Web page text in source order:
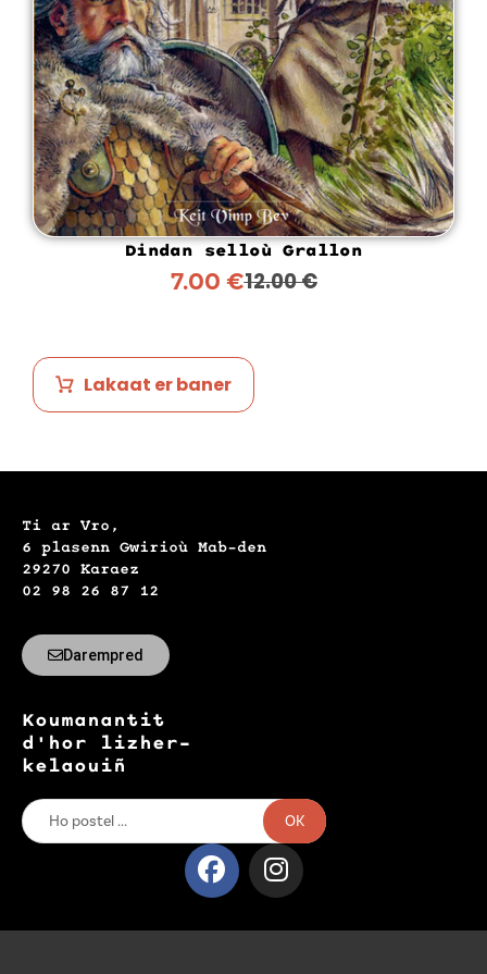
Dindan selloù Grallon
12.00€
7.00 €
Lakaat er baner
Ti ar Vro,
6 plasenn Gwirioù Mab-den
29270 Karaez
02 98 26 87 12
Darempred
Koumanantit
d'hor lizher-
kelaouiñ
OK